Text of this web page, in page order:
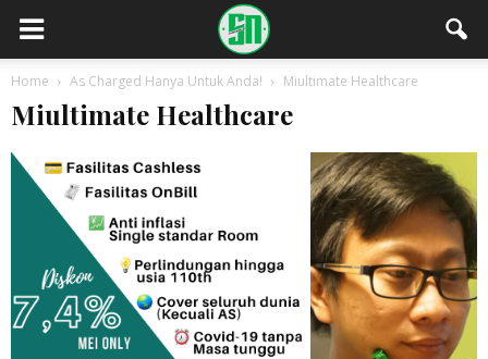
Home As Charged Hanya Untuk Anda! Miultimate Healthcare
Miultimate Healthcare